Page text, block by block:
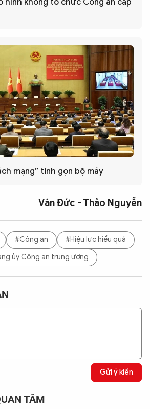
hình không tổ chức Công an cấp
mạng” tinh gọn bộ máy
Văn Đức - Thảo Nguyễn
#Công an
#Hiệu lực hiểu quả
ủy Công an trung ương
Gửi ý kiến
TÂM